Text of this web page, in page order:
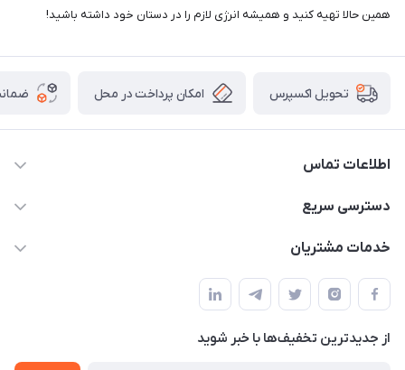
همین حالا تهیه کنید و همیشه انرژی لازم را در دستان خود داشته باشید!
تحویل اکسپرس امکان پرداخت در محل
اطلاعات تماس
09170030302
تجاری بین الحرمین - طبقه همکف - پلاک 99a
دسترسی سریع
حساب کاربری
لیست محصولات
درباره ما
خدمات مشتریان
قوانین و مقررات
حریم خصوصی
راهنما
از جدید‌ترین تخفیف‌ها با‌ خبر شوید